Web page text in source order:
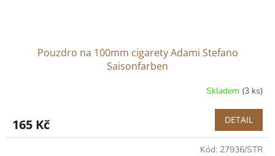
Pouzdro na 100mm cigarety Adami Stefano
Saisonfarben
Skladem (3 ks)
165 Kč DETAIL
Kód: 27936/STR